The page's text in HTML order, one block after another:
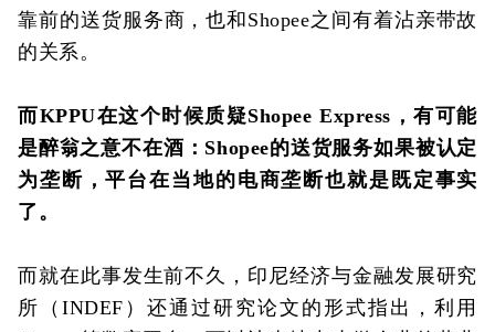
靠前的送货服务商，也和Shopee之间有着沾亲带故
的关系。
而KPPU在这个时候质疑Shopee Express，有可能
是醉翁之意不在酒：Shopee的送货服务如果被认定
为垄断，平台在当地的电商垄断也就是既定事实
了。
而就在此事发生前不久，印尼经济与金融发展研究
所（INDEF）还通过研究论文的形式指出，利用